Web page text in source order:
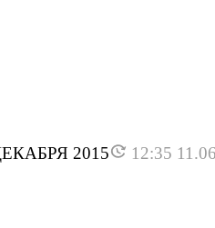
2015 12:35